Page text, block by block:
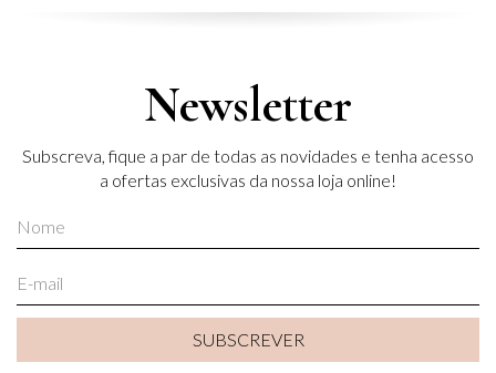
Newsletter
Subscreva, fique a par de todas as novidades e tenha acesso
a ofertas exclusivas da nossa loja online!
SUBSCREVER